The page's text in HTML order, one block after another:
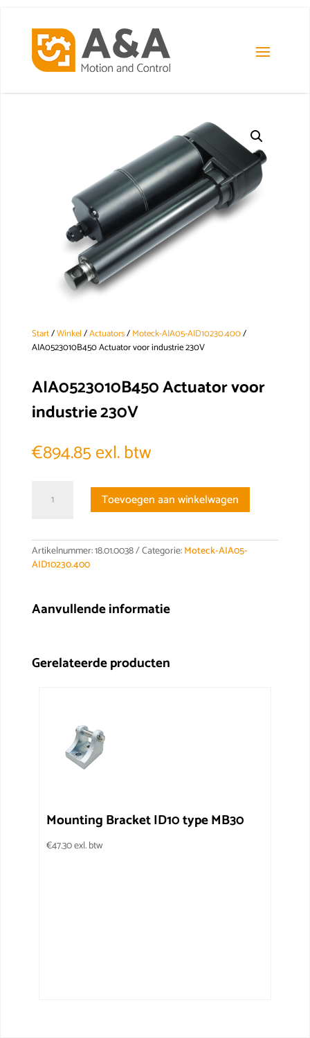
Start/Winkel/Actuators/Moteck-AIA05-AID10230.400/
AIA0523010B450 Actuator voor industrie 230V
AIA0523010B450 Actuator voor
industrie 230V
€894.85exl. btw
AIA0523010B450
Actuator
230V
aantal
Toevoegen aan winkelwagen
Artikelnummer:18.01.0038 Categorie:Moteck-AIA05-
AID10230.400
Aanvullende informatie
Gerelateerde producten
Mounting Bracket ID10 type MB30
€47.30exl. btw